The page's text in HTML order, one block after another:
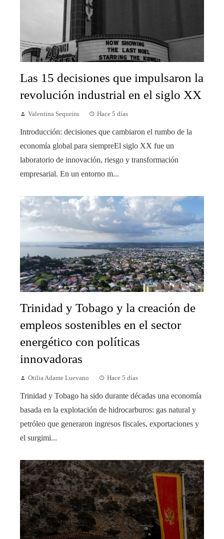
Las 15 decisiones que impulsaron la
revolución industrial en el siglo XX
Valentina Sequeira Hace 5 días
Introducción: decisiones que cambiaron el rumbo de la
economía global para siempreEl siglo XX fue un
laboratorio de innovación, riesgo y transformación
empresarial. En un entorno m...
Trinidad y Tobago y la creación de
empleos sostenibles en el sector
energético con políticas
innovadoras
Otilia Adame Luevano Hace 5 días
Trinidad y Tobago ha sido durante décadas una economía
basada en la explotación de hidrocarburos: gas natural y
petróleo que generaron ingresos fiscales, exportaciones y
el surgimi...